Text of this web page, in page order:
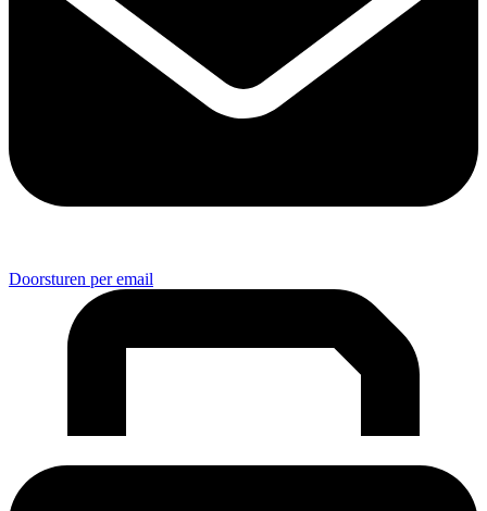
Doorsturen per email